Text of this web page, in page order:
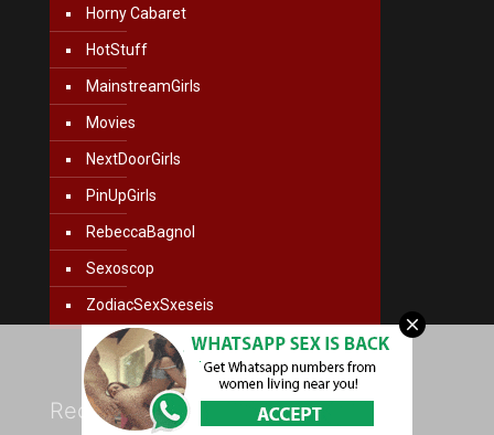
Horny Cabaret
HotStuff
MainstreamGirls
Movies
NextDoorGirls
PinUpGirls
RebeccaBagnol
Sexoscop
ZodiacSexSxeseis
Recent posts